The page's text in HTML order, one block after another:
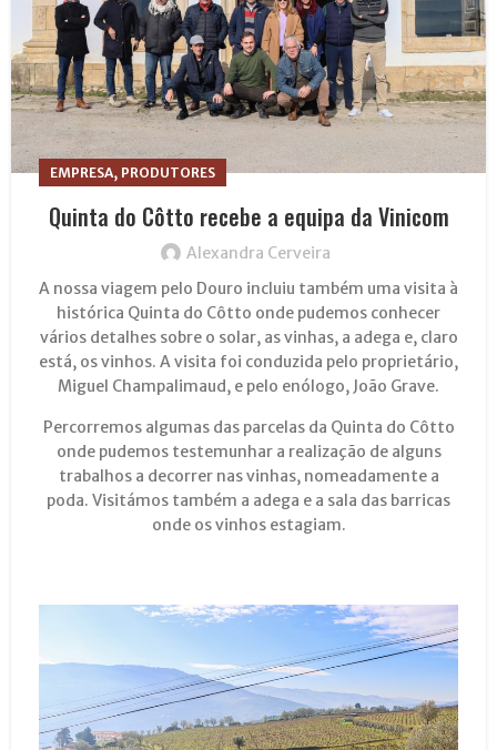
EMPRESA, PRODUTORES
Quinta do Côtto recebe a equipa da Vinicom
Alexandra Cerveira
A nossa viagem pelo Douro incluiu também uma visita à
histórica Quinta do Côtto onde pudemos conhecer
vários detalhes sobre o solar, as vinhas, a adega e, claro
está, os vinhos. A visita foi conduzida pelo proprietário,
Miguel Champalimaud, e pelo enólogo, João Grave.
Percorremos algumas das parcelas da Quinta do Côtto
onde pudemos testemunhar a realização de alguns
trabalhos a decorrer nas vinhas, nomeadamente a
poda. Visitámos também a adega e a sala das barricas
onde os vinhos estagiam.